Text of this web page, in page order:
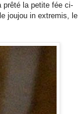
prêté la petite fée ci-
joujou in extremis, le